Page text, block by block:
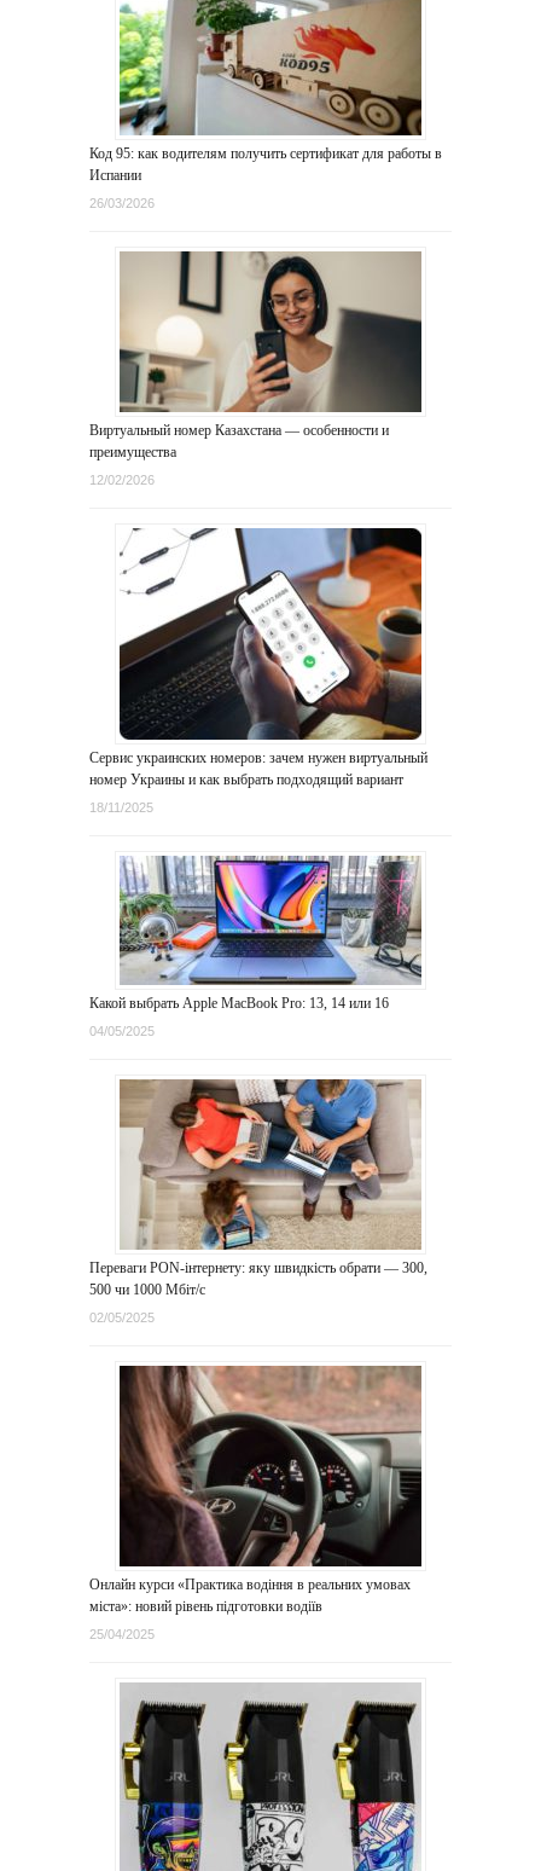
Код 95: как водителям получить сертификат для работы в
Испании
26/03/2026
Виртуальный номер Казахстана — особенности и
преимущества
12/02/2026
Сервис украинских номеров: зачем нужен виртуальный
номер Украины и как выбрать подходящий вариант
18/11/2025
Какой выбрать Apple MacBook Pro: 13, 14 или 16
04/05/2025
Переваги PON-інтернету: яку швидкість обрати — 300,
500 чи 1000 Мбіт/с
02/05/2025
Онлайн курси «Практика водіння в реальних умовах
міста»: новий рівень підготовки водіїв
25/04/2025